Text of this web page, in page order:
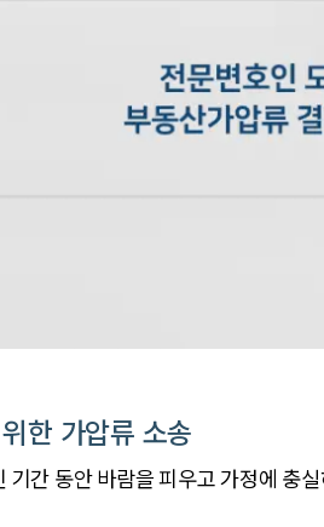
한 가압류 소송
기간 동안 바람을 피우고 가정에 충